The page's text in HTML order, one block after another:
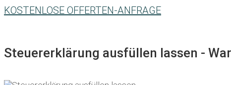
KOSTENLOSE OFFERTEN-ANFRAGE
Steuererklärung ausfüllen lassen -